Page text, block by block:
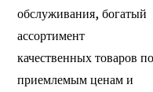
обслуживания, богатый
ассортимент
качественных товаров по
приемлемым ценам и